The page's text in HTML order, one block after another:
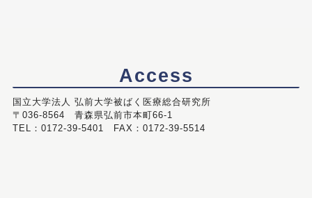
Access
国立大学法人 弘前大学被ばく医療総合研究所
〒036-8564 青森県弘前市本町66-1
TEL：0172-39-5401 FAX：0172-39-5514